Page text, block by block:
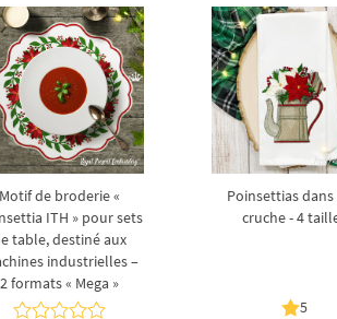
Motif de broderie «
ITH » pour sets
table, destiné aux
industrielles –
2 formats « Mega »
Poinsettias
cruche - 4
5